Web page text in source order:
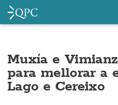
Muxía e
para mellorar a
Lago e Cereixo